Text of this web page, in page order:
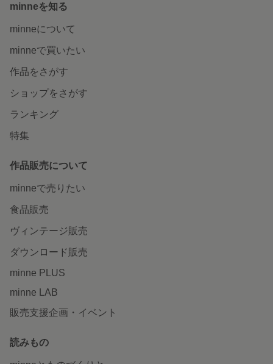
minneを知る
minneについて
minneで買いたい
作品をさがす
ショップをさがす
ランキング
特集
作品販売について
minneで売りたい
食品販売
ヴィンテージ販売
ダウンロード販売
minne PLUS
minne LAB
販売支援企画・イベント
読みもの